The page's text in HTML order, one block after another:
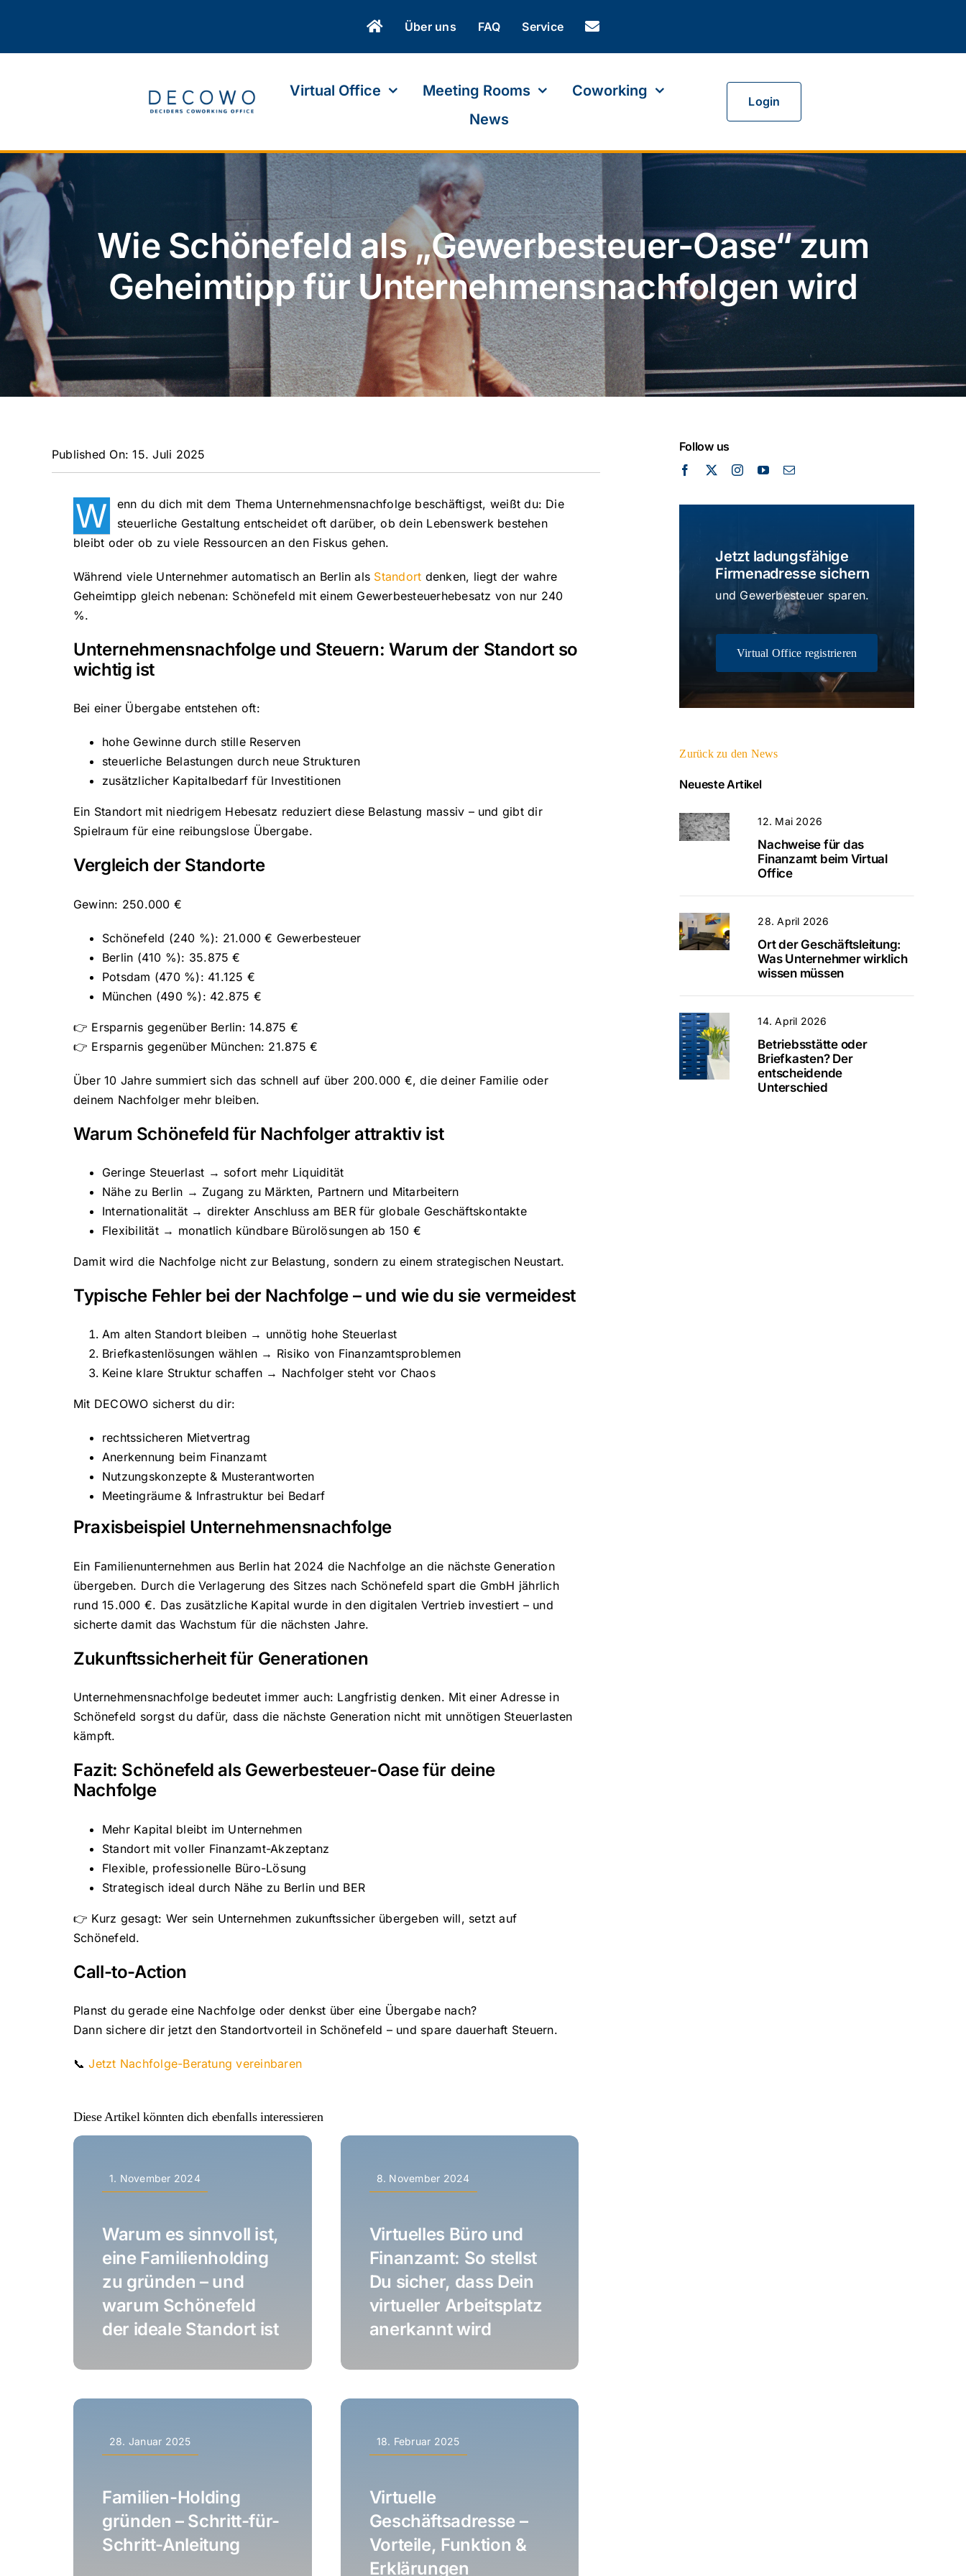
Über uns FAQ Service
Virtual Office Meeting Rooms
Coworking
News
Login
Wie Schönefeld als „Gewerbesteuer-Oase“ zum
Geheimtipp für Unternehmensnachfolgen wird
Published On: 15. Juli 2025
W
enn du dich mit dem Thema Unternehmensnachfolge beschäftigst, weißt du: Die
steuerliche Gestaltung entscheidet oft darüber, ob dein Lebenswerk bestehen
bleibt oder ob zu viele Ressourcen an den Fiskus gehen.
Während viele Unternehmer automatisch an Berlin als Standort denken, liegt der wahre
Geheimtipp gleich nebenan: Schönefeld mit einem Gewerbesteuerhebesatz von nur 240
%.
Unternehmensnachfolge und Steuern: Warum der Standort so
wichtig ist
Bei einer Übergabe entstehen oft:
hohe Gewinne durch stille Reserven
steuerliche Belastungen durch neue Strukturen
zusätzlicher Kapitalbedarf für Investitionen
Ein Standort mit niedrigem Hebesatz reduziert diese Belastung massiv – und gibt dir
Spielraum für eine reibungslose Übergabe.
Vergleich der Standorte
Gewinn: 250.000 €
Schönefeld (240 %): 21.000 € Gewerbesteuer
Berlin (410 %): 35.875 €
Potsdam (470 %): 41.125 €
München (490 %): 42.875 €
👉 Ersparnis gegenüber Berlin: 14.875 €
👉 Ersparnis gegenüber München: 21.875 €
Über 10 Jahre summiert sich das schnell auf über 200.000 €, die deiner Familie oder
deinem Nachfolger mehr bleiben.
Warum Schönefeld für Nachfolger attraktiv ist
Geringe Steuerlast → sofort mehr Liquidität
Nähe zu Berlin → Zugang zu Märkten, Partnern und Mitarbeitern
Internationalität → direkter Anschluss am BER für globale Geschäftskontakte
Flexibilität → monatlich kündbare Bürolösungen ab 150 €
Damit wird die Nachfolge nicht zur Belastung, sondern zu einem strategischen Neustart.
Typische Fehler bei der Nachfolge – und wie du sie vermeidest
Am alten Standort bleiben → unnötig hohe Steuerlast
Briefkastenlösungen wählen → Risiko von Finanzamtsproblemen
Keine klare Struktur schaffen → Nachfolger steht vor Chaos
Mit DECOWO sicherst du dir:
rechtssicheren Mietvertrag
Anerkennung beim Finanzamt
Nutzungskonzepte & Musterantworten
Meetingräume & Infrastruktur bei Bedarf
Praxisbeispiel Unternehmensnachfolge
Ein Familienunternehmen aus Berlin hat 2024 die Nachfolge an die nächste Generation
übergeben. Durch die Verlagerung des Sitzes nach Schönefeld spart die GmbH jährlich
rund 15.000 €. Das zusätzliche Kapital wurde in den digitalen Vertrieb investiert – und
sicherte damit das Wachstum für die nächsten Jahre.
Zukunftssicherheit für Generationen
Unternehmensnachfolge bedeutet immer auch: Langfristig denken. Mit einer Adresse in
Schönefeld sorgst du dafür, dass die nächste Generation nicht mit unnötigen Steuerlasten
kämpft.
Fazit: Schönefeld als Gewerbesteuer-Oase für deine
Nachfolge
Mehr Kapital bleibt im Unternehmen
Standort mit voller Finanzamt-Akzeptanz
Flexible, professionelle Büro-Lösung
Strategisch ideal durch Nähe zu Berlin und BER
👉 Kurz gesagt: Wer sein Unternehmen zukunftssicher übergeben will, setzt auf
Schönefeld.
Call-to-Action
Planst du gerade eine Nachfolge oder denkst über eine Übergabe nach?
Dann sichere dir jetzt den Standortvorteil in Schönefeld – und spare dauerhaft Steuern.
📞Jetzt Nachfolge-Beratung vereinbaren
Diese Artikel könnten dich ebenfalls interessieren
1. November 2024
Warum es sinnvoll ist,
eine Familienholding
zu gründen – und
warum Schönefeld
der ideale Standort ist
8. November 2024
Virtuelles Büro und
Finanzamt: So stellst
Du sicher, dass Dein
virtueller Arbeitsplatz
anerkannt wird
28. Januar 2025
Familien-Holding
gründen – Schritt-für-
Schritt-Anleitung
18. Februar 2025
Virtuelle
Geschäftsadresse –
Vorteile, Funktion &
Erklärungen
Follow us
Jetzt ladungsfähige
Firmenadresse sichern
und Gewerbesteuer sparen.
Virtual Office registrieren
Zurück zu den News
Neueste Artikel
12. Mai 2026
Nachweise für das
Finanzamt beim Virtual
Office
28. April 2026
Ort der Geschäftsleitung:
Was Unternehmer wirklich
wissen müssen
14. April 2026
Betriebsstätte oder
Briefkasten? Der
entscheidende
Unterschied